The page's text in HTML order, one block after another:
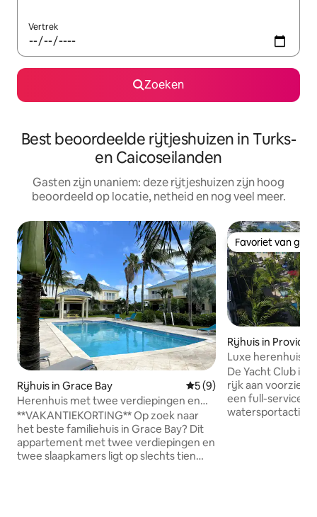
Vertrek
Zoeken
Best beoordeelde rijtjeshuizen in Turks-
en Caicoseilanden
Gasten zijn unaniem: deze rijtjeshuizen zijn hoog
beoordeeld op locatie, netheid en nog veel meer.
Rijhuis in Grace Bay Gemiddelde beoordeling
5 (9)
Herenhuis met twee verdiepingen en
2BR, 3BDS, 2 patio's en zwembad
**VAKANTIEKORTING** Op zoek naar
het beste familiehuis in Grace Bay? Dit
appartement met twee verdiepingen en
twee slaapkamers ligt op slechts tien
Favoriet van
Favoriet van
Rijhuis in
Luxe herenhuis
Slaapkamers 2,5
De Yacht Club is
rijk aan
een full-service